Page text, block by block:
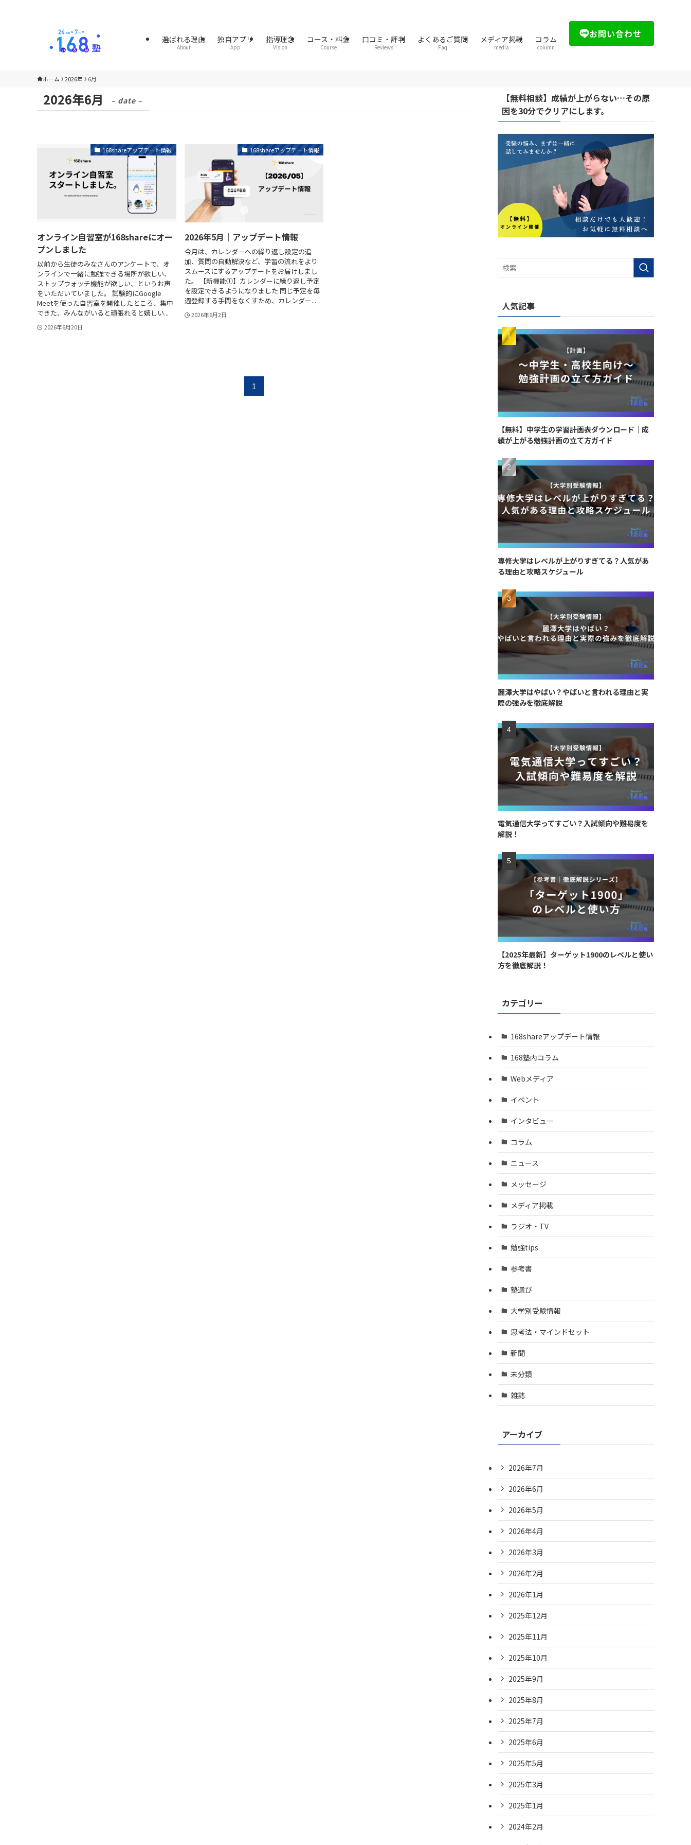
選ばれる理由
About
独自アプリ
App
指導理念
Vision
コース・料金
Course
口コミ・評判
Reviews
よくあるご質問
Faq
メディア掲載
media
コラム
column
お問い合わせ
ホーム 2026年 6月
2026年6月 – date –
168shareアップデート情報
オンライン自習室が168shareにオー
プンしました
以前から生徒のみなさんのアンケートで、オ
ンラインで一緒に勉強できる場所が欲しい、
ストップウォッチ機能が欲しい、というお声
をいただいていました。 試験的にGoogle
Meetを使った自習室を開催したところ、集中
できた、みんながいると頑張れると嬉しい...
2026年6月20日
168shareアップデート情報
2026年5月｜アップデート情報
今月は、カレンダーへの繰り返し設定の追
加、質問の自動解決など、学習の流れをより
スムーズにするアップデートをお届けしまし
た。 【新機能①】カレンダーに繰り返し予定
を設定できるようになりました 同じ予定を毎
週登録する手間をなくすため、カレンダー...
2026年6月2日
1
【無料相談】成績が上がらない…その原
因を30分でクリアにします。
人気記事
【無料】中学生の学習計画表ダウンロード｜成
績が上がる勉強計画の立て方ガイド
専修大学はレベルが上がりすぎてる？人気があ
る理由と攻略スケジュール
麗澤大学はやばい？やばいと言われる理由と実
際の強みを徹底解説
電気通信大学ってすごい？入試傾向や難易度を
解説！
【2025年最新】ターゲット1900のレベルと使い
方を徹底解説！
カテゴリー
168shareアップデート情報
168塾内コラム
Webメディア
イベント
インタビュー
コラム
ニュース
メッセージ
メディア掲載
ラジオ・TV
勉強tips
参考書
塾選び
大学別受験情報
思考法・マインドセット
新聞
未分類
雑誌
アーカイブ
2026年7月
2026年6月
2026年5月
2026年4月
2026年3月
2026年2月
2026年1月
2025年12月
2025年11月
2025年10月
2025年9月
2025年8月
2025年7月
2025年6月
2025年5月
2025年3月
2025年1月
2024年2月